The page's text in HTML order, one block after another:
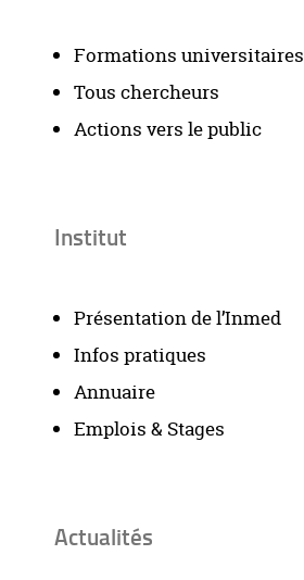
Formations universitaires
Tous chercheurs
Actions vers le public
Institut
Présentation de l’Inmed
Infos pratiques
Annuaire
Emplois & Stages
Actualités